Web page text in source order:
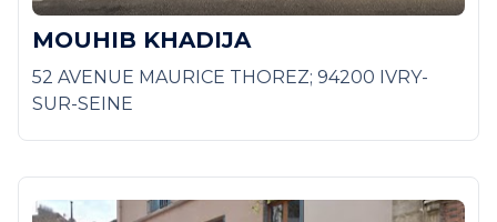
MOUHIB KHADIJA
52 AVENUE MAURICE THOREZ; 94200 IVRY-
SUR-SEINE